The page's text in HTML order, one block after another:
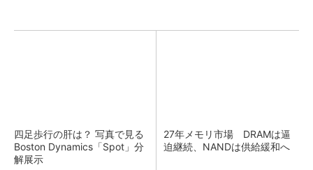
四足歩行の肝は？ 写真で見る
Boston Dynamics「Spot」分
解展示
27年メモリ市場 DRAMは逼
迫継続、NANDは供給緩和へ